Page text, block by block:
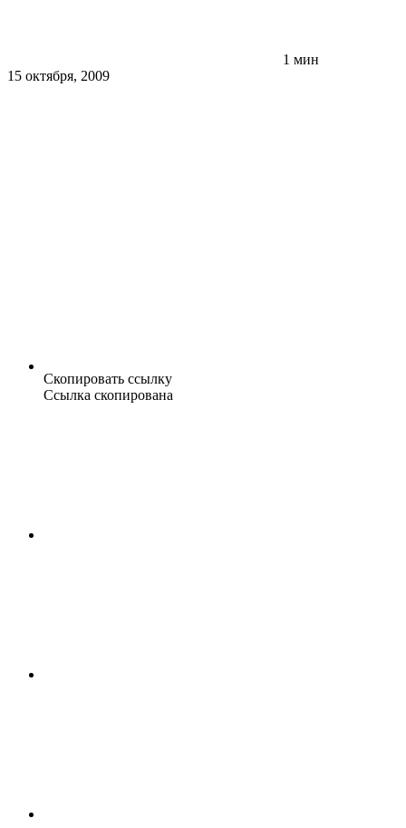
1 мин
15 октября, 2009
Скопировать ссылку
Ссылка скопирована